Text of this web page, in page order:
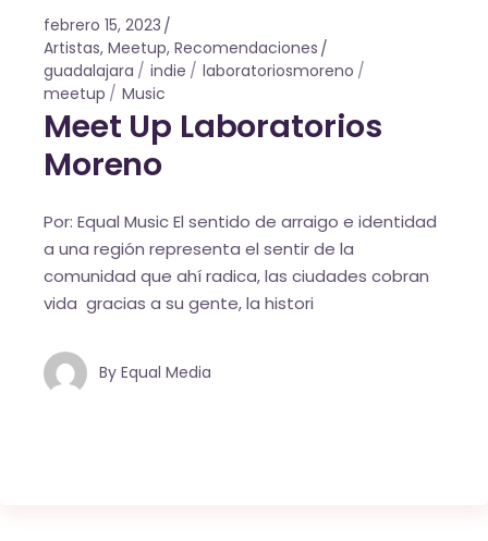
febrero 15, 2023
Artistas, Meetup, Recomendaciones
guadalajara
indie
laboratoriosmoreno
meetup
Music
Meet Up Laboratorios
Moreno
Por: Equal Music El sentido de arraigo e identidad
a una región representa el sentir de la
comunidad que ahí radica, las ciudades cobran
vida gracias a su gente, la histori
By Equal Media